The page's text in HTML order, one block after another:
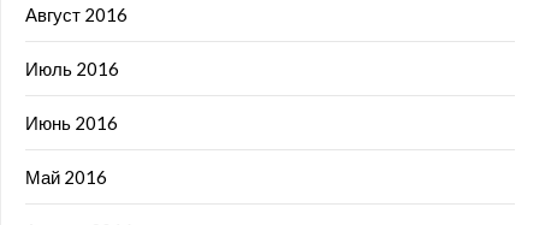
Август 2016
Июль 2016
Июнь 2016
Май 2016